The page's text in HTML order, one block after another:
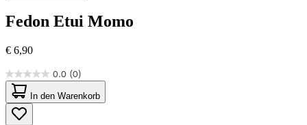
Fedon Etui Momo
€ 6,90
0.0 (0)
0.0
von
5
Sternen.
In den Warenkorb